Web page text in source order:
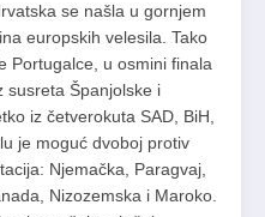
se našla u gornjem
europskih velesila. Tako
Portugalce, u osmini finala
susreta Španjolske i
iz četverokuta SAD, BiH,
je moguć dvoboj protiv
Njemačka, Paragvaj,
Nizozemska i Maroko.